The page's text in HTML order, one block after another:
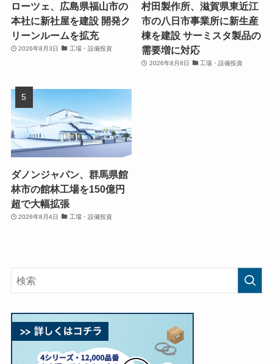
ローツェ、広島県福山市の
本社に新社屋を建設 開発ク
リーンルームを拡充
2026年8月3日 工場・設備投資
村田製作所、滋賀県東近江
市の八日市事業所に新生産
棟を建設 サーミスタ製品の
需要増に対応
2026年8月8日 工場・設備投資
ダノンジャパン、群馬県館
林市の館林工場を150億円
超で大幅拡張
2026年8月4日 工場・設備投資